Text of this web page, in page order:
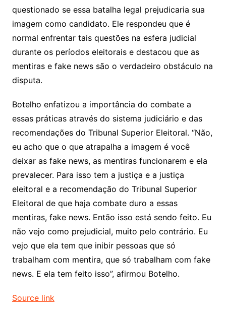
questionado se essa batalha legal prejudicaria sua
imagem como candidato. Ele respondeu que é
normal enfrentar tais questões na esfera judicial
durante os períodos eleitorais e destacou que as
mentiras e fake news são o verdadeiro obstáculo na
disputa.
Botelho enfatizou a importância do combate a
essas práticas através do sistema judiciário e das
recomendações do Tribunal Superior Eleitoral. “Não,
eu acho que o que atrapalha a imagem é você
deixar as fake news, as mentiras funcionarem e ela
prevalecer. Para isso tem a justiça e a justiça
eleitoral e a recomendação do Tribunal Superior
Eleitoral de que haja combate duro a essas
mentiras, fake news. Então isso está sendo feito. Eu
não vejo como prejudicial, muito pelo contrário. Eu
vejo que ela tem que inibir pessoas que só
trabalham com mentira, que só trabalham com fake
news. E ela tem feito isso”, afirmou Botelho.
Source link